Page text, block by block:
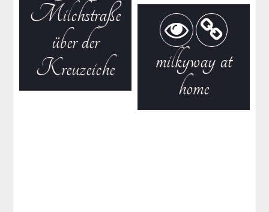
Milchstraße
über der
Kreuzeiche
milkyway at
home